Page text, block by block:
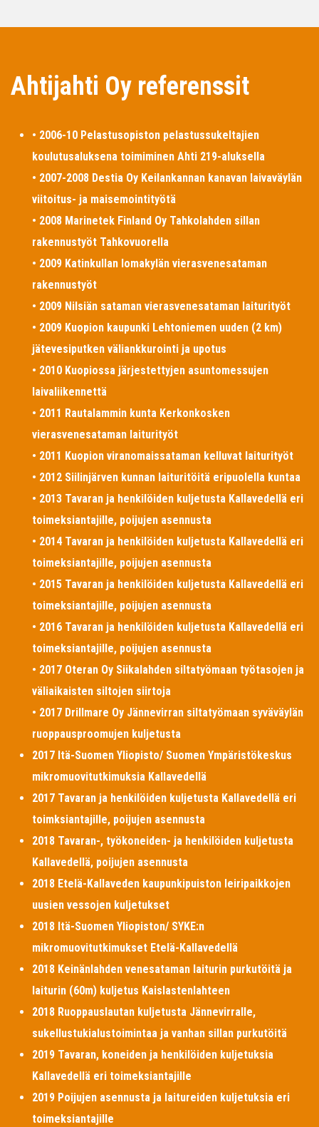
Ahtijahti Oy referenssit
• 2006-10 Pelastusopiston pelastussukeltajien
koulutusaluksena toimiminen Ahti 219-aluksella
• 2007-2008 Destia Oy Keilankannan kanavan laivaväylän
viitoitus- ja maisemointityötä
• 2008 Marinetek Finland Oy Tahkolahden sillan
rakennustyöt Tahkovuorella
• 2009 Katinkullan lomakylän vierasvenesataman
rakennustyöt
• 2009 Nilsiän sataman vierasvenesataman laiturityöt
• 2009 Kuopion kaupunki Lehtoniemen uuden (2 km)
jätevesiputken väliankkurointi ja upotus
• 2010 Kuopiossa järjestettyjen asuntomessujen
laivaliikennettä
• 2011 Rautalammin kunta Kerkonkosken
vierasvenesataman laiturityöt
• 2011 Kuopion viranomaissataman kelluvat laiturityöt
• 2012 Siilinjärven kunnan laituritöitä eripuolella kuntaa
• 2013 Tavaran ja henkilöiden kuljetusta Kallavedellä eri
toimeksiantajille, poijujen asennusta
• 2014 Tavaran ja henkilöiden kuljetusta Kallavedellä eri
toimeksiantajille, poijujen asennusta
• 2015 Tavaran ja henkilöiden kuljetusta Kallavedellä eri
toimeksiantajille, poijujen asennusta
• 2016 Tavaran ja henkilöiden kuljetusta Kallavedellä eri
toimeksiantajille, poijujen asennusta
• 2017 Oteran Oy Siikalahden siltatyömaan työtasojen ja
väliaikaisten siltojen siirtoja
• 2017 Drillmare Oy Jännevirran siltatyömaan syväväylän
ruoppausproomujen kuljetusta
2017 Itä-Suomen Yliopisto/ Suomen Ympäristökeskus
mikromuovitutkimuksia Kallavedellä
2017 Tavaran ja henkilöiden kuljetusta Kallavedellä eri
toimksiantajille, poijujen asennusta
2018 Tavaran-, työkoneiden- ja henkilöiden kuljetusta
Kallavedellä, poijujen asennusta
2018 Etelä-Kallaveden kaupunkipuiston leiripaikkojen
uusien vessojen kuljetukset
2018 Itä-Suomen Yliopiston/ SYKE:n
mikromuovitutkimukset Etelä-Kallavedellä
2018 Keinänlahden venesataman laiturin purkutöitä ja
laiturin (60m) kuljetus Kaislastenlahteen
2018 Ruoppauslautan kuljetusta Jännevirralle,
sukellustukialustoimintaa ja vanhan sillan purkutöitä
2019 Tavaran, koneiden ja henkilöiden kuljetuksia
Kallavedellä eri toimeksiantajille
2019 Poijujen asennusta ja laitureiden kuljetuksia eri
toimeksiantajille